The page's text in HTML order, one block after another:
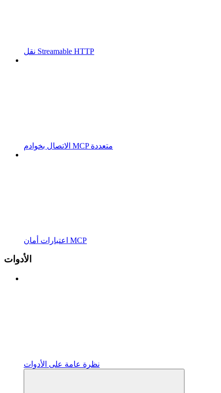
نقل Streamable HTTP
الاتصال بخوادم MCP متعددة
اعتبارات أمان MCP
الأدوات
نظرة عامة على الأدوات